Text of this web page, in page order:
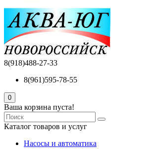
8(918)488-27-33
8(961)595-78-55
0
Ваша корзина пуста!
Каталог товаров и услуг
Насосы и автоматика